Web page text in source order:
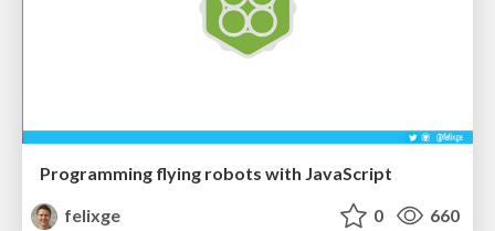
Programming flying robots with JavaScript
felixge
0 660